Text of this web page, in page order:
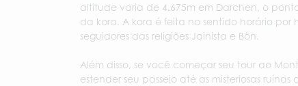
altitude varia de 4.675m em Darchen, o
da kora. A kora é feita no sentido horário por
seguidores das religiões Jainista e Bön.
Além disso, se você começar seu tour ao
estender seu passeio até as misteriosas